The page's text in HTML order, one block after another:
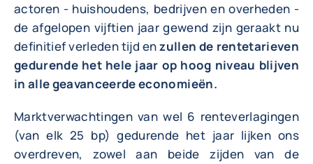
actoren - huishoudens, bedrijven en overheden -
de afgelopen vijftien jaar gewend zijn geraakt nu
definitief verleden tijd enzullen de rentetarieven
gedurende het hele jaar op hoog niveau blijven
in alle geavanceerde economieën.
Marktverwachtingen van wel 6 renteverlagingen
(van elk 25 bp) gedurende het jaar lijken ons
overdreven, zowel aan beide zijden van de